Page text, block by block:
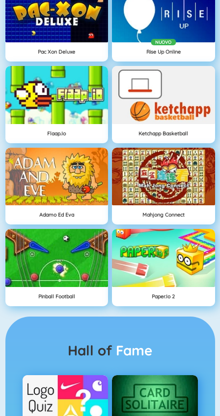
Pac Xon Deluxe
NUOVO
Rise Up Online
Flaap.io Ketchapp Basketball
Adamo Ed Eva Mahjong Connect
Pinball Football Paper.io 2
Hall of Fame